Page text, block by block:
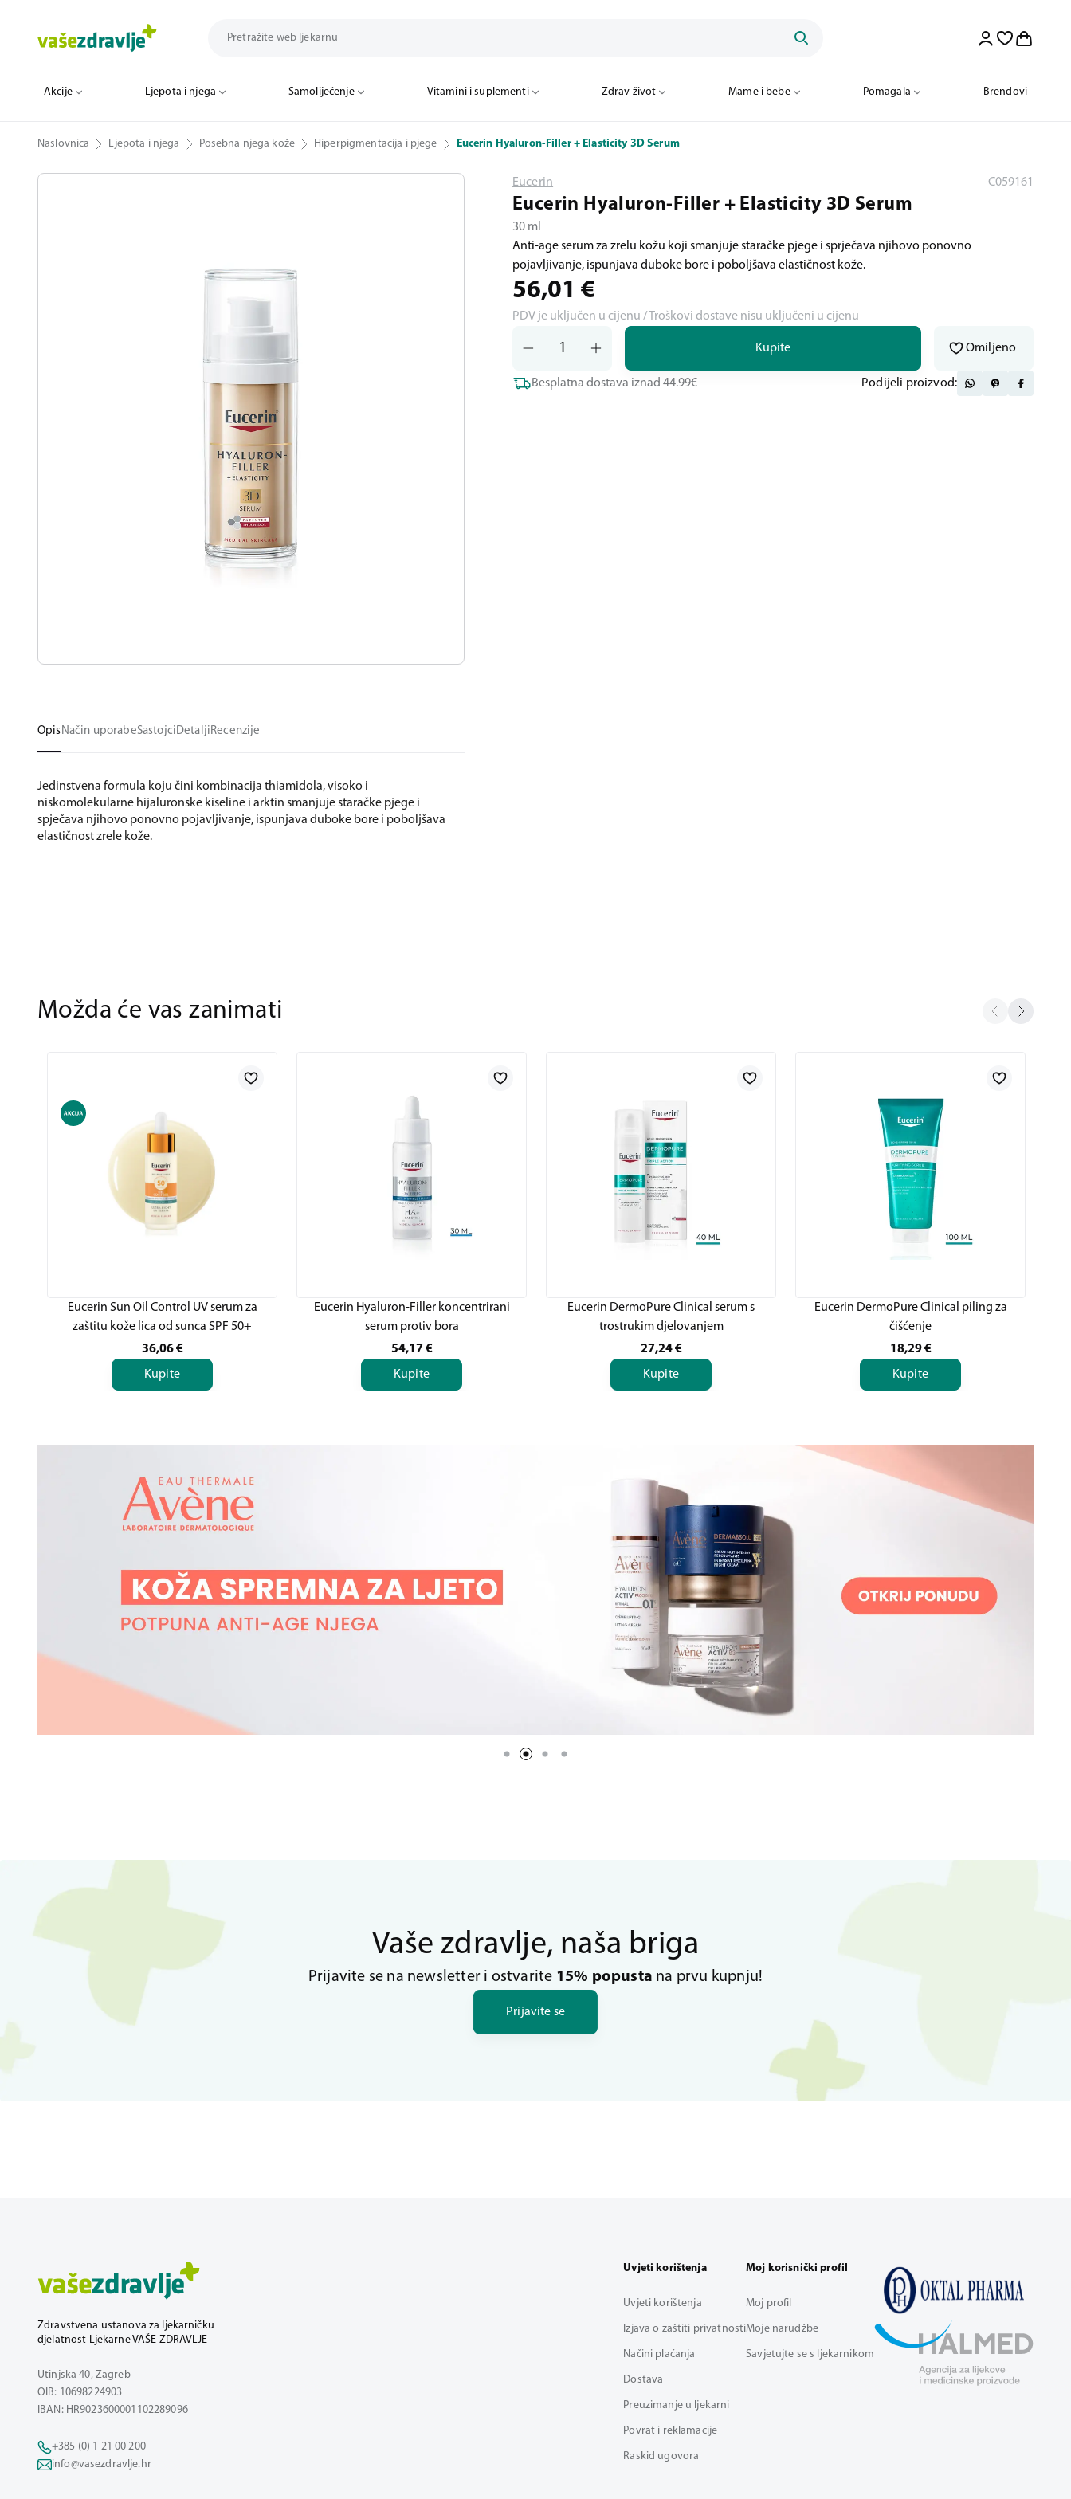
Akcije Ljepota i njega Samoliječenje Vitamini i suplementi Zdrav život Mame i bebe Pomagala Brendovi
Naslovnica Ljepota i njega Posebna njega kože Hiperpigmentacija i pjege Eucerin Hyaluron-Filler + Elasticity 3D Serum
OpisNačin uporabeSastojciDetaljiRecenzije
Jedinstvena formula koju čini kombinacija thiamidola, visoko i
niskomolekularne hijaluronske kiseline i arktin smanjuje staračke pjege i
spječava njihovo ponovno pojavljivanje, ispunjava duboke bore i poboljšava
elastičnost zrele kože.
Eucerin C059161
Eucerin Hyaluron-Filler + Elasticity 3D Serum
30 ml
Anti-age serum za zrelu kožu koji smanjuje staračke pjege i sprječava njihovo ponovno
pojavljivanje, ispunjava duboke bore i poboljšava elastičnost kože.
56,01 €
PDV je uključen u cijenu / Troškovi dostave nisu uključeni u cijenu
Kupite Omiljeno
Besplatna dostava iznad 44.99€ Podijeli proizvod:
Možda će vas zanimati
Eucerin Sun Oil Control UV serum za
zaštitu kože lica od sunca SPF 50+
36,06 €
Kupite
Eucerin Hyaluron-Filler koncentrirani
serum protiv bora
54,17 €
Kupite
Eucerin DermoPure Clinical serum s
trostrukim djelovanjem
27,24 €
Kupite
Eucerin DermoPure Clinical piling za
čišćenje
18,29 €
Kupite
Vaše zdravlje, naša briga
Prijavite se na newsletter i ostvarite 15% popusta na prvu kupnju!
Prijavite se
Zdravstvena ustanova za ljekarničku
djelatnost Ljekarne VAŠE ZDRAVLJE
Utinjska 40, Zagreb
OIB: 10698224903
IBAN: HR9023600001102289096
+385 (0) 1 21 00 200
info@vasezdravlje.hr
Uvjeti korištenja
Uvjeti korištenja
Izjava o zaštiti privatnosti
Načini plaćanja
Dostava
Preuzimanje u ljekarni
Povrat i reklamacije
Raskid ugovora
Moj korisnički profil
Moj profil
Moje narudžbe
Savjetujte se s ljekarnikom